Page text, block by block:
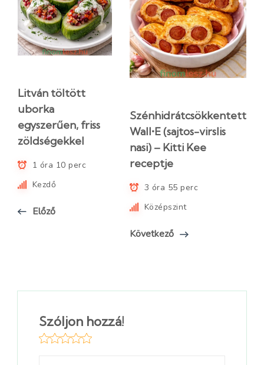
Litván töltött
uborka
egyszerűen, friss
zöldségekkel
1 óra 10 perc
Kezdő
Előző
Szénhidrátcsökkentett
Wall•E (sajtos-virslis
nasi) – Kitti Kee
receptje
3 óra 55 perc
Középszint
Következő
Szóljon hozzá!